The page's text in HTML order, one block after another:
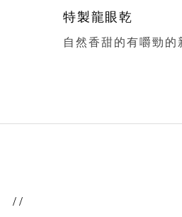
特製龍眼乾
自然香甜的有嚼勁的